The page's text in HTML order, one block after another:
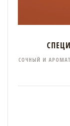
СОЧНЫЙ И